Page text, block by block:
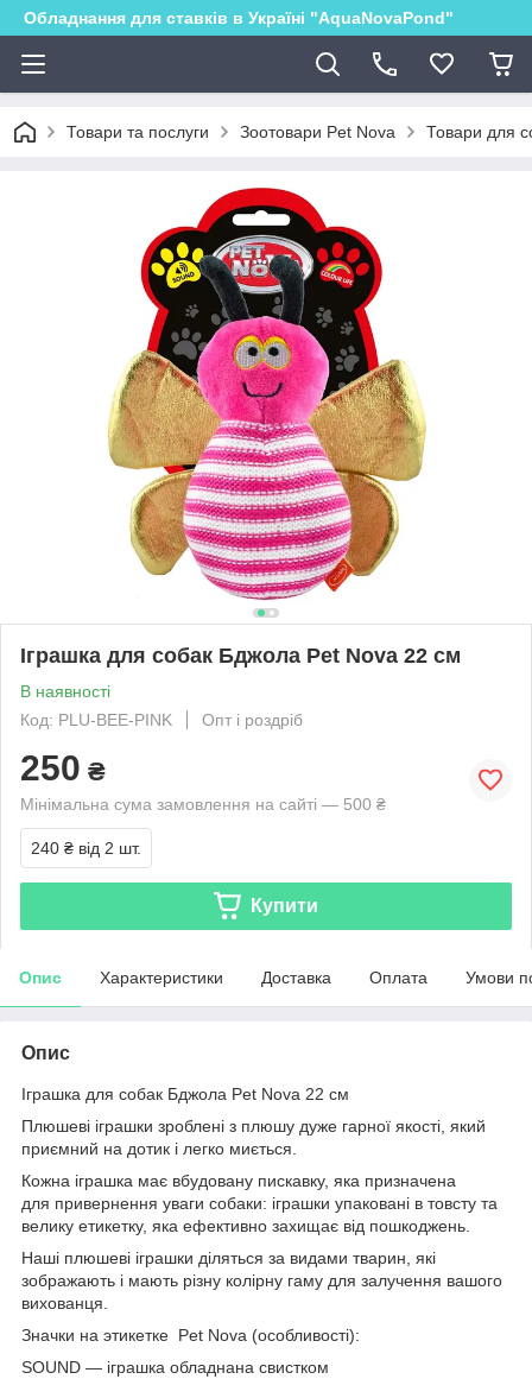
Обладнання для ставків в Україні "AquaNovaPond"
Товари та послуги Зоотовари Pet Nova Товари для
Іграшка для собак Бджола Pet Nova 22 см
В наявності
Код: PLU-BEE-PINK
Опт і роздріб
250 ₴
Мінімальна сума замовлення на сайті — 500 ₴
240 ₴ від 2 шт.
Купити
Опис Характеристики Доставка Оплата Умови
Опис
Іграшка для собак Бджола Pet Nova 22 см
Плюшеві іграшки зроблені з плюшу дуже гарної якості, який
приємний на дотик і легко миється.
Кожна іграшка має вбудовану пискавку, яка призначена
для привернення уваги собаки: іграшки упаковані в товсту та
велику етикетку, яка ефективно захищає від пошкоджень.
Наші плюшеві іграшки діляться за видами тварин, які
зображають і мають різну колірну гаму для залучення вашого
вихованця.
Значки на этикетке Pet Nova (особливості):
SOUND — іграшка обладнана свистком